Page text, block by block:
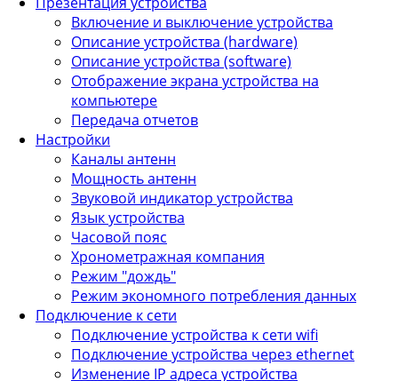
Включение и выключение устройства
Описание устройства (hardware)
Описание устройства (software)
Отображение экрана устройства на
компьютере
Передача отчетов
Настройки
Каналы антенн
Мощность антенн
Звуковой индикатор устройства
Язык устройства
Часовой пояс
Хронометражная компания
Режим "дождь"
Режим экономного потребления данных
Подключение к сети
Подключение устройства к сети wifi
Подключение устройства через ethernet
Изменение IP адреса устройства